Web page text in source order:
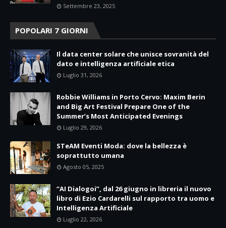
Settembre 23, 2025
POPOLARI 7 GIORNI
Il data center solare che unisce sovranità del
dato e intelligenza artificiale etica
Luglio 31, 2026
Robbie Williams in Porto Cervo: Maxim Berin
and Big Art Festival Prepare One of the
Summer’s Most Anticipated Evenings
Luglio 29, 2026
STeAM Eventi Moda: dove la bellezza è
soprattutto umana
Agosto 05, 2025
“AI Dialogoi”, dal 26 giugno in libreria il nuovo
libro di Ezio Cardarelli sul rapporto tra uomo e
Intelligenza Artificiale
Luglio 22, 2026